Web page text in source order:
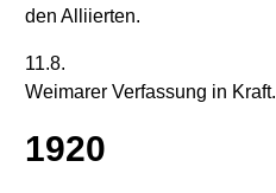
den Alliierten.
11.8.
Weimarer Verfassung in Kraft.
1920